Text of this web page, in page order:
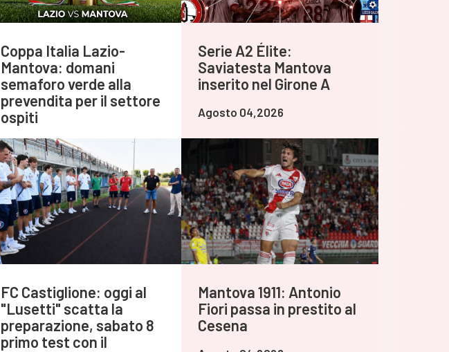
Coppa Italia Lazio-
Mantova: domani
semaforo verde alla
prevendita per il settore
ospiti
Agosto 05,2026
Serie A2 Élite:
Saviatesta Mantova
inserito nel Girone A
Agosto 04,2026
FC Castiglione: oggi al
"Lusetti" scatta la
preparazione, sabato 8
primo test con il
Mantova 1911: Antonio
Fiori passa in prestito al
Cesena